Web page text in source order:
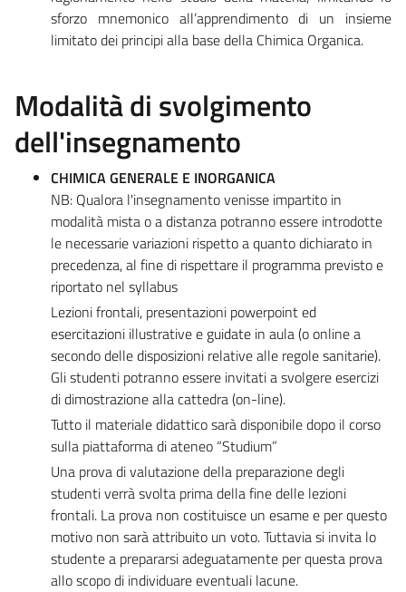
sforzo mnemonico all’apprendimento di un insieme
limitato dei principi alla base della Chimica Organica.
Modalità di svolgimento
dell'insegnamento
CHIMICA GENERALE E INORGANICA
NB: Qualora l'insegnamento venisse impartito in
modalità mista o a distanza potranno essere introdotte
le necessarie variazioni rispetto a quanto dichiarato in
precedenza, al fine di rispettare il programma previsto e
riportato nel syllabus
Lezioni frontali, presentazioni powerpoint ed
esercitazioni illustrative e guidate in aula (o online a
secondo delle disposizioni relative alle regole sanitarie).
Gli studenti potranno essere invitati a svolgere esercizi
di dimostrazione alla cattedra (on-line).
Tutto il materiale didattico sarà disponibile dopo il corso
sulla piattaforma di ateneo “Studium”
Una prova di valutazione della preparazione degli
studenti verrà svolta prima della fine delle lezioni
frontali. La prova non costituisce un esame e per questo
motivo non sarà attribuito un voto. Tuttavia si invita lo
studente a prepararsi adeguatamente per questa prova
allo scopo di individuare eventuali lacune.